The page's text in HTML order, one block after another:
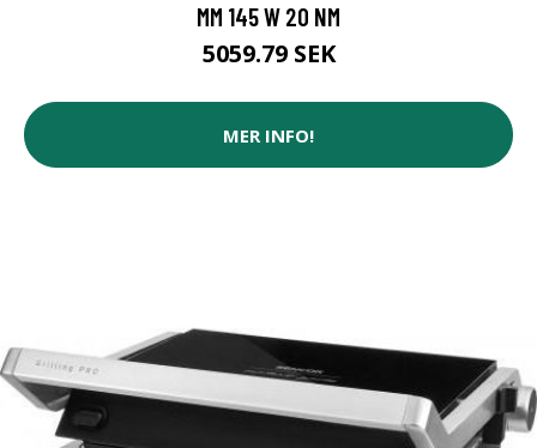
MM 145 W 20 NM
5059.79 SEK
MER INFO!